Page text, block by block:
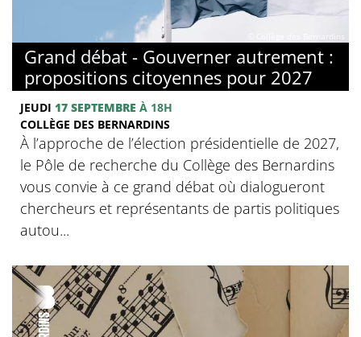
Grand débat - Gouverner autrement :
propositions citoyennes pour 2027
JEUDI 17 SEPTEMBRE À 18H
COLLÈGE DES BERNARDINS
À l’approche de l’élection présidentielle de 2027,
le Pôle de recherche du Collège des Bernardins
vous convie à ce grand débat où dialogueront
chercheurs et représentants de partis politiques
autou...